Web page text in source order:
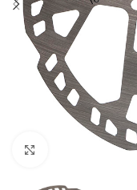
Click to enlarge